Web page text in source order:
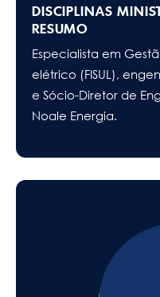
DISCIPLINAS
RESUMO
Especialista em
elétrico (FISUL),
e Sócio-Diretor de
Noale Energia.